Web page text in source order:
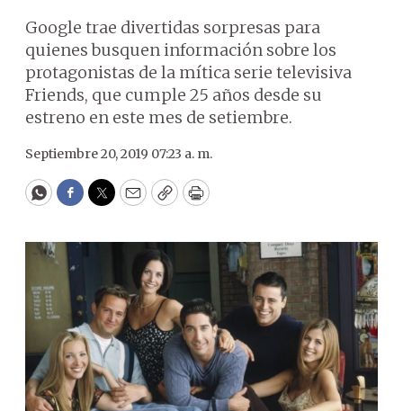
Google trae divertidas sorpresas para
quienes busquen información sobre los
protagonistas de la mítica serie televisiva
Friends, que cumple 25 años desde su
estreno en este mes de setiembre.
Septiembre 20, 2019 07:23 a. m.
WhatsApp
Facebook
Twitter
EmailCopyPrint